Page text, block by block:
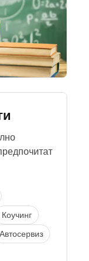
Коучинг
Автосервиз